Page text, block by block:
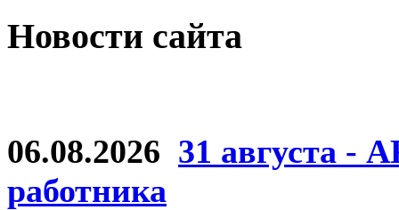
Новости сайта
06.08.2026 31 августа -
работника